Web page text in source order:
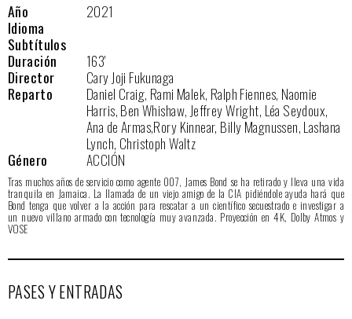
Año
2021
Idioma
Subtítulos
Duración
163'
Director
Cary Joji Fukunaga
Reparto
Daniel Craig, Rami Malek, Ralph Fiennes, Naomie
Harris, Ben Whishaw, Jeffrey Wright, Léa Seydoux,
Ana de Armas,Rory Kinnear, Billy Magnussen, Lashana
Lynch, Christoph Waltz
Género
ACCIÓN
Tras muchos años de servicio como agente 007, James Bond se ha retirado y lleva una vida
tranquila en Jamaica. La llamada de un viejo amigo de la CIA pidiéndole ayuda hará que
Bond tenga que volver a la acción para rescatar a un científico secuestrado e investigar a
un nuevo villano armado con tecnología muy avanzada. Proyección en 4K, Dolby Atmos y
VOSE
PASES Y ENTRADAS